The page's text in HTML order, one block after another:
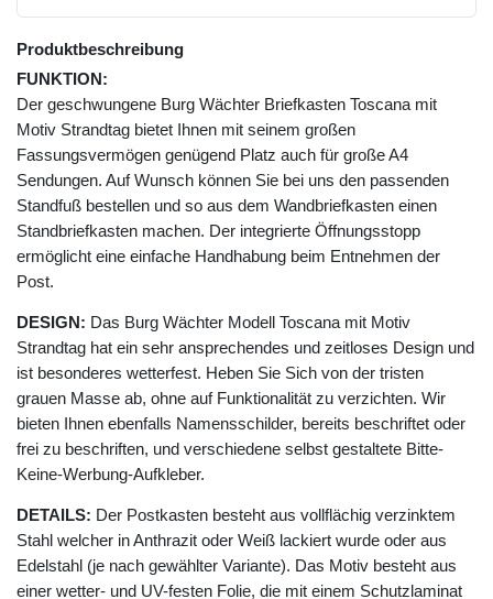
Produktbeschreibung
FUNKTION:
Der geschwungene Burg Wächter Briefkasten Toscana mit
Motiv Strandtag bietet Ihnen mit seinem großen
Fassungsvermögen genügend Platz auch für große A4
Sendungen. Auf Wunsch können Sie bei uns den passenden
Standfuß bestellen und so aus dem Wandbriefkasten einen
Standbriefkasten machen. Der integrierte Öffnungsstopp
ermöglicht eine einfache Handhabung beim Entnehmen der
Post.
DESIGN: Das Burg Wächter Modell Toscana mit Motiv
Strandtag hat ein sehr ansprechendes und zeitloses Design und
ist besonderes wetterfest. Heben Sie Sich von der tristen
grauen Masse ab, ohne auf Funktionalität zu verzichten. Wir
bieten Ihnen ebenfalls Namensschilder, bereits beschriftet oder
frei zu beschriften, und verschiedene selbst gestaltete Bitte-
Keine-Werbung-Aufkleber.
DETAILS: Der Postkasten besteht aus vollflächig verzinktem
Stahl welcher in Anthrazit oder Weiß lackiert wurde oder aus
Edelstahl (je nach gewählter Variante). Das Motiv besteht aus
einer wetter- und UV-festen Folie, die mit einem Schutzlaminat